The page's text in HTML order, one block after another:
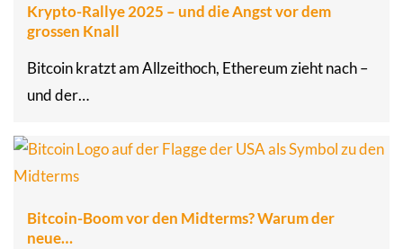
Krypto-Rallye 2025 – und die Angst vor dem
grossen Knall
Bitcoin kratzt am Allzeithoch, Ethereum zieht nach –
und der…
Bitcoin-Boom vor den Midterms? Warum der
neue…